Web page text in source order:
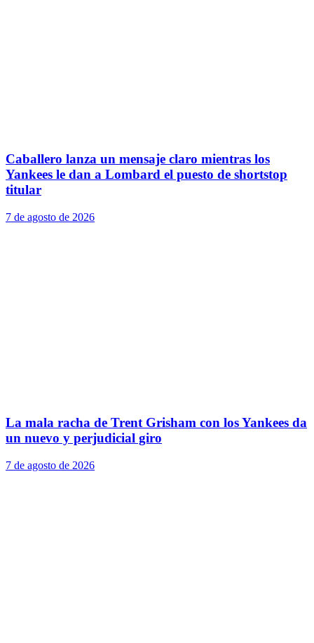
Caballero lanza un mensaje claro mientras los
Yankees le dan a Lombard el puesto de shortstop
titular
7 de agosto de 2026
La mala racha de Trent Grisham con los Yankees da
un nuevo y perjudicial giro
7 de agosto de 2026